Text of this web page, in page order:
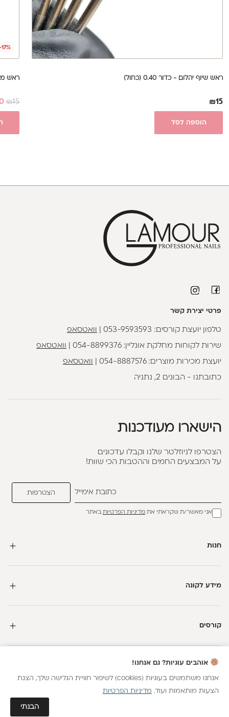
ראש שיוף יהלום - כדור 0.40 (כחול)
₪15
הוספה לסל
ראש
₪15
פרטי יצירת קשר
טלפון יועצת קורסים: 053-9593593 וואטסאפ
שירות לקוחות מחלקת אונליין:054-8899376 וואטסאפ
יועצת מכירות מוצרים:054-8887576 וואטסאפ
כתובתנו - הבונים 2, נתניה
הישארו מעודכנות
הצטרפו לניוזלטר שלנו וקבלו עדכונים
על המבצעים החמים וההטבות הכי שוות!
אני מאשר/ת שקראתי את מדיניות הפרטיותבאתר
חנות
מידע לקונה
קורסים
כל הזכויות שמורות
אוהבים עוגיות? גם אנחנו!
אנחנו משתמשים בעוגיות (cookies) לשיפור חוויית הגלישה שלך, הצגת
הצעות מותאמות ועוד. מדיניות הפרטיות
הבנתי